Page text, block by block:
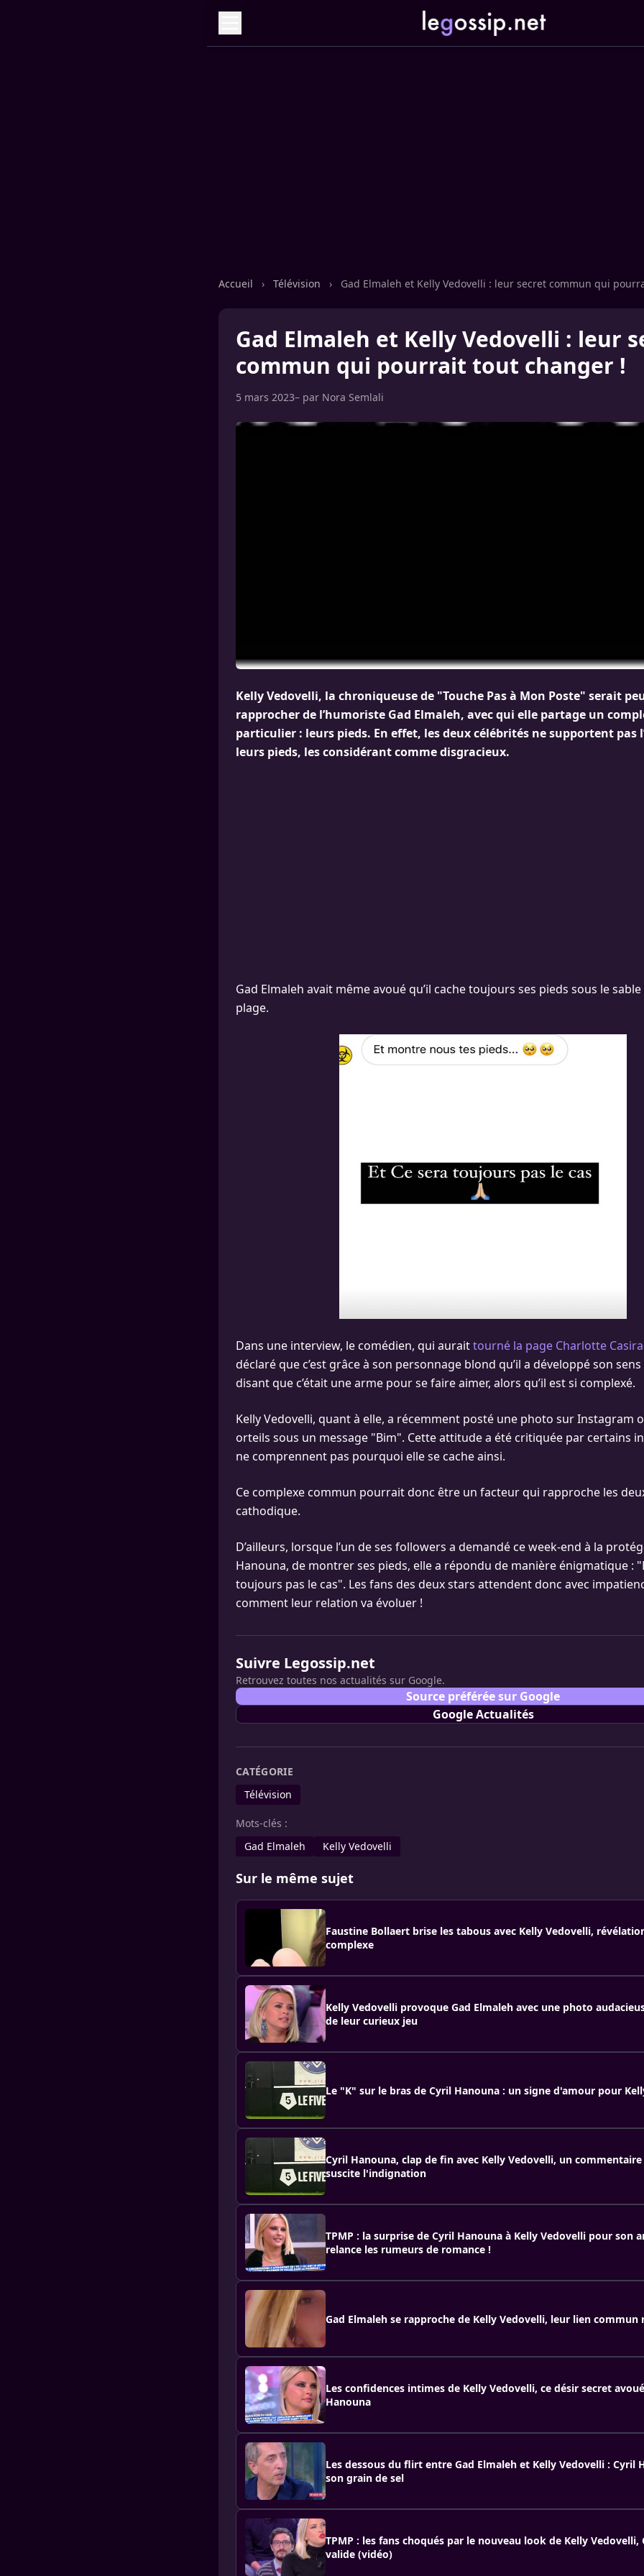
Accueil › Télévision › Gad Elmaleh et Kelly Vedovelli : leur secret commun qui
Gad Elmaleh et Kelly Vedovelli : leur
commun qui pourrait tout changer !
5 mars 2023– par Nora Semlali
Kelly Vedovelli, la chroniqueuse de "Touche Pas à Mon Poste" serait
rapprocher de l’humoriste Gad Elmaleh, avec qui elle partage un
particulier : leurs pieds. En effet, les deux célébrités ne supportent pas
leurs pieds, les considérant comme disgracieux.
Gad Elmaleh avait même avoué qu’il cache toujours ses pieds sous le sable
plage.
Dans une interview, le comédien, qui auraittourné la page Charlotte
déclaré que c’est grâce à son personnage blond qu’il a développé son sens
disant que c’était une arme pour se faire aimer, alors qu’il est si complexé.
Kelly Vedovelli, quant à elle, a récemment posté une photo sur Instagram
orteils sous un message "Bim". Cette attitude a été critiquée par certains
ne comprennent pas pourquoi elle se cache ainsi.
Ce complexe commun pourrait donc être un facteur qui rapproche les
cathodique.
D’ailleurs, lorsque l’un de ses followers a demandé ce week-end à la
Hanouna, de montrer ses pieds, elle a répondu de manière énigmatique :
toujours pas le cas". Les fans des deux stars attendent donc avec
comment leur relation va évoluer !
Suivre Legossip.net
Retrouvez toutes nos actualités sur Google.
Source préférée sur Google
Google Actualités
CATÉGORIE
Télévision
Mots-clés :
Gad Elmaleh
Kelly Vedovelli
Sur le même sujet
Faustine Bollaert brise les tabous avec Kelly Vedovelli,
complexe
Kelly Vedovelli provoque Gad Elmaleh avec une photo
de leur curieux jeu
Le "K" sur le bras de Cyril Hanouna : un signe d'amour pour
Cyril Hanouna, clap de fin avec Kelly Vedovelli, un
suscite l'indignation
TPMP : la surprise de Cyril Hanouna à Kelly Vedovelli pour son
relance les rumeurs de romance !
Gad Elmaleh se rapproche de Kelly Vedovelli, leur lien commun
Les confidences intimes de Kelly Vedovelli, ce désir secret
Hanouna
Les dessous du flirt entre Gad Elmaleh et Kelly Vedovelli : Cyril
son grain de sel
TPMP : les fans choqués par le nouveau look de Kelly Vedovelli,
valide (vidéo)